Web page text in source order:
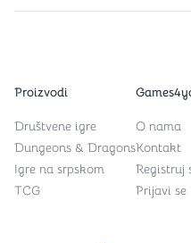
Proizvodi
Društvene igre
Dungeons & Dragons
Igre na srpskom
TCG
O nama
Kontakt
Registruj
Prijavi se